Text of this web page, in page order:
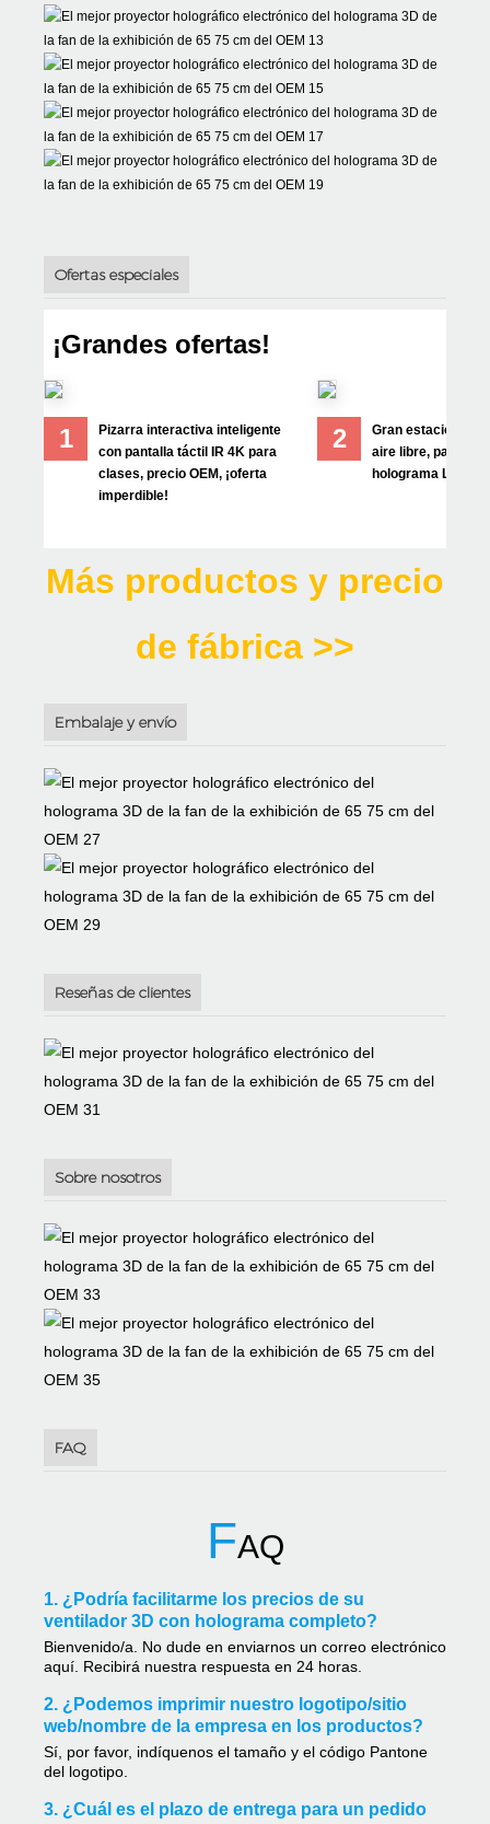
Ofertas especiales
¡Grandes ofertas!
1
Pizarra interactiva inteligente
con pantalla táctil IR 4K para
clases, precio OEM, ¡oferta
imperdible!
2
Gran estación de
aire libre, pantalla
holograma LED 3D
Más productos y precio
de fábrica >>
Embalaje y envío
Reseñas de clientes
Sobre nosotros
FAQ
FAQ
1. ¿Podría facilitarme los precios de su
ventilador 3D con holograma completo?
Bienvenido/a. No dude en enviarnos un correo electrónico
aquí. Recibirá nuestra respuesta en 24 horas.
2. ¿Podemos imprimir nuestro logotipo/sitio
web/nombre de la empresa en los productos?
Sí, por favor, indíquenos el tamaño y el código Pantone
del logotipo.
3. ¿Cuál es el plazo de entrega para un pedido